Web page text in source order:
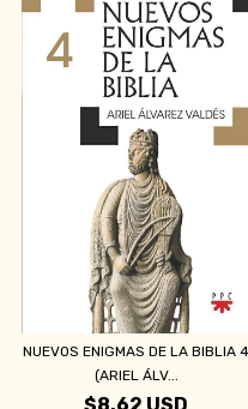
NUEVOS ENIGMAS DE LA BIBLIA 4
(ARIEL ÁLV...